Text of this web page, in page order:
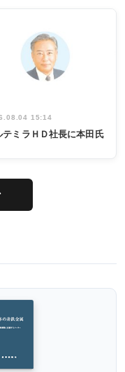
15:14
テミラＨＤ社長に本田氏